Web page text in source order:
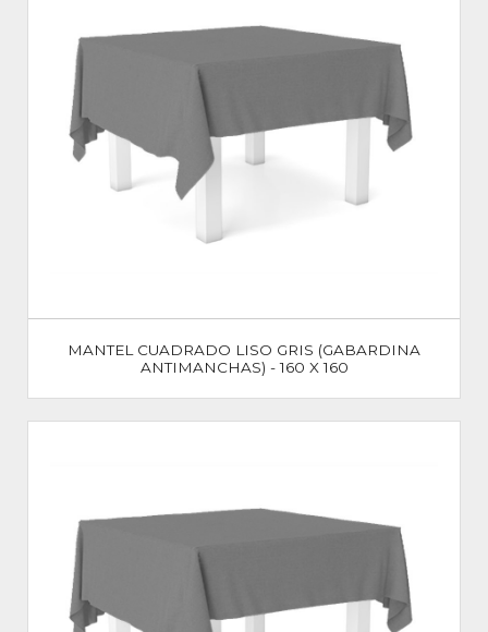
MANTEL CUADRADO LISO GRIS (GABARDINA
ANTIMANCHAS) - 160 X 160